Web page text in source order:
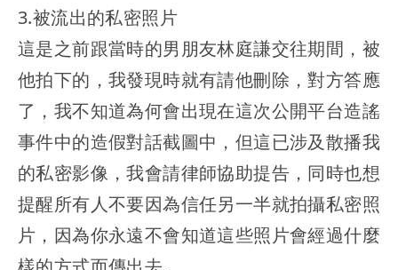
3.被流出的私密照片
這是之前跟當時的男朋友林庭謙交往期間，被
他拍下的，我發現時就有請他刪除，對方答應
了，我不知道為何會出現在這次公開平台造謠
事件中的造假對話截圖中，但這已涉及散播我
的私密影像，我會請律師協助提告，同時也想
提醒所有人不要因為信任另一半就拍攝私密照
片，因為你永遠不會知道這些照片會經過什麼